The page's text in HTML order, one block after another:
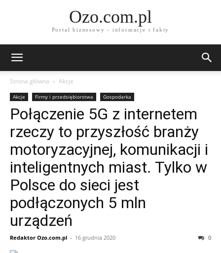
Ozo.com.pl
Portal biznesowy - informacje i fakty
Strona główna Akcje
Akcje Firmy i przedsiębiorstwa Gospodarka
Połączenie 5G z internetem
rzeczy to przyszłość branży
motoryzacyjnej, komunikacji i
inteligentnych miast. Tylko w
Polsce do sieci jest
podłączonych 5 mln
urządzeń
Redaktor Ozo.com.pl - 16 grudnia 2020 0